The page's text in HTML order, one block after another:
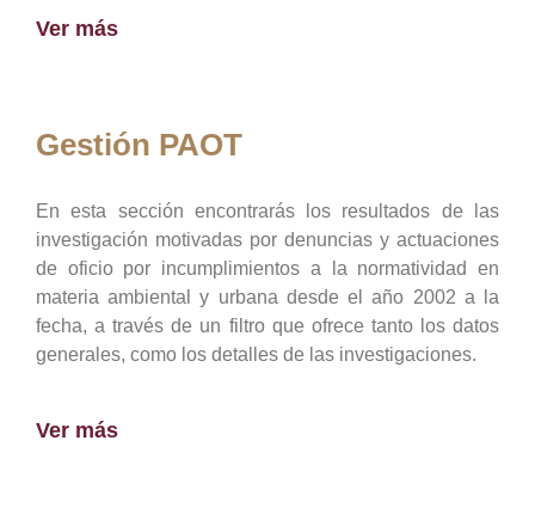
Ver más
Gestión PAOT
En esta sección encontrarás los resultados de las
investigación motivadas por denuncias y actuaciones
de oficio por incumplimientos a la normatividad en
materia ambiental y urbana desde el año 2002 a la
fecha, a través de un filtro que ofrece tanto los datos
generales, como los detalles de las investigaciones.
Ver más